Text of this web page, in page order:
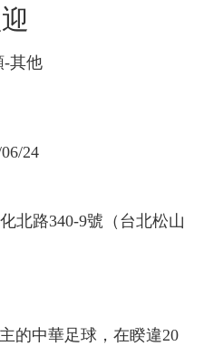
-其他
24
北路340-9號（台北松山
的中華足球，在睽違20